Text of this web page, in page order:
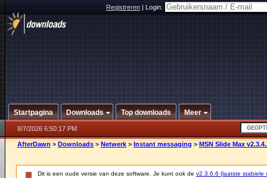
Registreren|Login:
Startpagina Downloads Top downloads Meer
8/7/2026 6:50:17 PM
AfterDawn > Downloads > Netwerk > Instant messaging > MSN Slide Max
Dit is een oude versie van deze software. Je kunt ook de v2.3.6.6 (laatste stabiele